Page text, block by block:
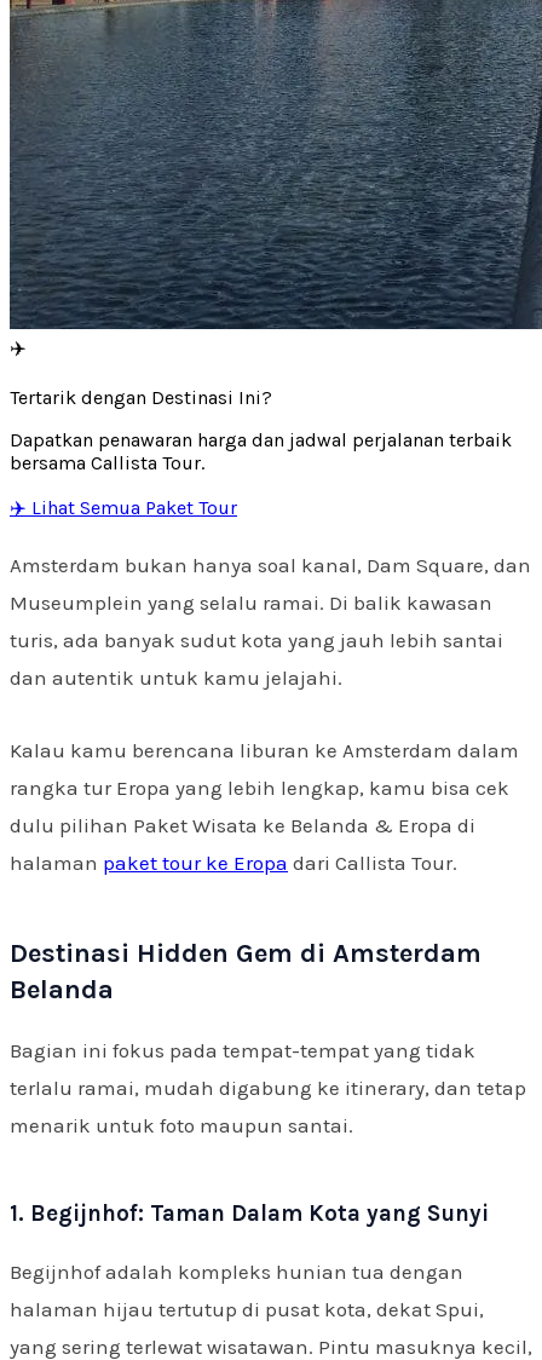
✈️
Tertarik dengan Destinasi Ini?
Dapatkan penawaran harga dan jadwal perjalanan terbaik
bersama Callista Tour.
✈️ Lihat Semua Paket Tour
Amsterdam bukan hanya soal kanal, Dam Square, dan
Museumplein yang selalu ramai. Di balik kawasan
turis, ada banyak sudut kota yang jauh lebih santai
dan autentik untuk kamu jelajahi.
Kalau kamu berencana liburan ke Amsterdam dalam
rangka tur Eropa yang lebih lengkap, kamu bisa cek
dulu pilihan Paket Wisata ke Belanda & Eropa di
halaman paket tour ke Eropa dari Callista Tour.
Destinasi Hidden Gem di Amsterdam
Belanda
Bagian ini fokus pada tempat-tempat yang tidak
terlalu ramai, mudah digabung ke itinerary, dan tetap
menarik untuk foto maupun santai.
1. Begijnhof: Taman Dalam Kota yang Sunyi
Begijnhof adalah kompleks hunian tua dengan
halaman hijau tertutup di pusat kota, dekat Spui,
yang sering terlewat wisatawan. Pintu masuknya kecil,